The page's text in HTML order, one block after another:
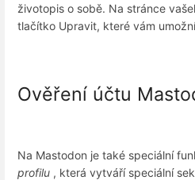
životopis o sobě. Na stránce
tlačítko Upravit, které vám
Ověření účtu
Na Mastodon je také speciální
profilu , která vytváří speciální